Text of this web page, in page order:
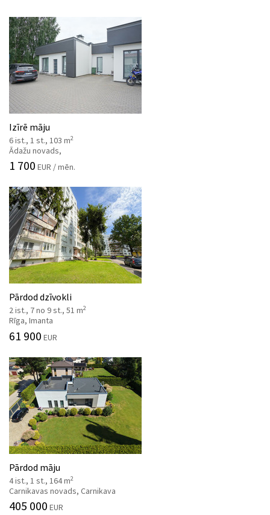
Izīrē māju
6 ist., 1 st., 103 m2
Ādažu novads,
1 700 EUR / mēn.
Pārdod dzīvokli
2 ist., 7 no 9 st., 51 m2
Rīga, Imanta
61 900 EUR
Pārdod māju
4 ist., 1 st., 164 m2
Carnikavas novads, Carnikava
405 000 EUR